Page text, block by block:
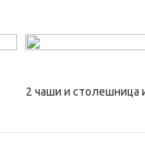
2 чаши и